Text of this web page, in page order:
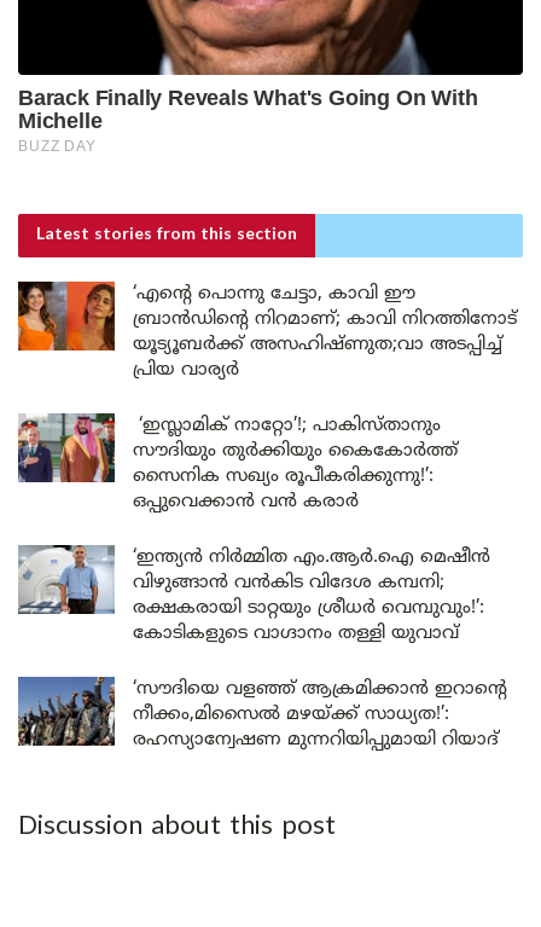
Latest stories from this section
‘എന്റെ പൊന്നു ചേട്ടാ, കാവി ഈ
ബ്രാൻഡിന്റെ നിറമാണ്; കാവി നിറത്തിനോട്
യൂട്യൂബർക്ക് അസഹിഷ്ണുത;വാ അടപ്പിച്ച്
പ്രിയ വാര്യർ
‘ഇസ്ലാമിക് നാറ്റോ’!; പാകിസ്താനും
സൗദിയും തുർക്കിയും കൈകോർത്ത്
സൈനിക സഖ്യം രൂപീകരിക്കുന്നു!’:
ഒപ്പുവെക്കാൻ വൻ കരാർ
‘ഇന്ത്യൻ നിർമ്മിത എം.ആർ.ഐ മെഷീൻ
വിഴുങ്ങാൻ വൻകിട വിദേശ കമ്പനി;
രക്ഷകരായി ടാറ്റയും ശ്രീധർ വെമ്പുവും!’:
കോടികളുടെ വാഗ്ദാനം തള്ളി യുവാവ്
‘സൗദിയെ വളഞ്ഞ് ആക്രമിക്കാൻ ഇറാന്റെ
നീക്കം,മിസൈൽ മഴയ്ക്ക് സാധ്യത!’:
രഹസ്യാന്വേഷണ മുന്നറിയിപ്പുമായി റിയാദ്
Discussion about this post